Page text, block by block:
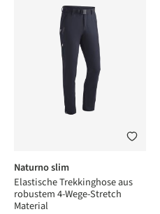
Naturno slim
Elastische Trekkinghose aus
robustem 4-Wege-Stretch
Material